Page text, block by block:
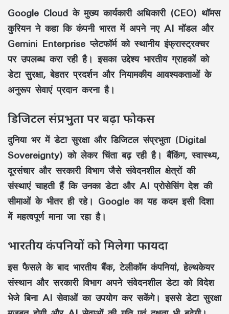
Google Cloud के मुख्य कार्यकारी अधिकारी (CEO) थॉमस
कुरियन ने कहा कि कंपनी भारत में अपने नए AI मॉडल और
Gemini Enterprise प्लेटफॉर्म को स्थानीय इंफ्रास्ट्रक्चर
पर उपलब्ध करा रही है। इसका उद्देश्य भारतीय ग्राहकों को
डेटा सुरक्षा, बेहतर प्रदर्शन और नियामकीय आवश्यकताओं के
अनुरूप सेवाएं प्रदान करना है।
डिजिटल संप्रभुता पर बढ़ा फोकस
दुनिया भर में डेटा सुरक्षा और डिजिटल संप्रभुता (Digital
Sovereignty) को लेकर चिंता बढ़ रही है। बैंकिंग, स्वास्थ्य,
दूरसंचार और सरकारी विभाग जैसे संवेदनशील क्षेत्रों की
संस्थाएं चाहती हैं कि उनका डेटा और AI प्रोसेसिंग देश की
सीमाओं के भीतर ही रहे। Google का यह कदम इसी दिशा
में महत्वपूर्ण माना जा रहा है।
भारतीय कंपनियों को मिलेगा फायदा
इस फैसले के बाद भारतीय बैंक, टेलीकॉम कंपनियां, हेल्थकेयर
संस्थान और सरकारी विभाग अपने संवेदनशील डेटा को विदेश
भेजे बिना AI सेवाओं का उपयोग कर सकेंगे। इससे डेटा सुरक्षा